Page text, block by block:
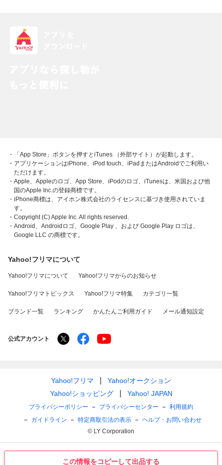
この情報をコピーして出品する
・「App Store」ボタンを押すとiTunes （外部サイト）が起動します。
・アプリケーションはiPhone、iPod touch、iPadまたはAndroidでご利用い
ただけます。
・Apple、Appleのロゴ、App Store、iPodのロゴ、iTunesは、米国および他
国のApple Inc.の登録商標です。
・iPhone商標は、アイホン株式会社のライセンスに基づき使用されていま
す。
・Copyright (C) Apple Inc. All rights reserved.
・Android、Androidロゴ、Google Play 、および Google Play ロゴは、
Google LLC の商標です。
Yahoo!フリマについて
Yahoo!フリマについて Yahoo!フリマからのお知らせ
Yahoo!フリマトピックス Yahoo!フリマ特集 カテゴリ一覧
ブランド一覧 ランキング かんたんご利用ガイド メール通知設定
公式アカウント
Yahoo!フリマ
Yahoo!オークション
Yahoo!ショッピング
Yahoo! JAPAN
プライバシーポリシー プライバシーセンター
利用規約
ガイドライン
特定商取引法の表示
ヘルプ・お問い合わせ
© LY Corporation